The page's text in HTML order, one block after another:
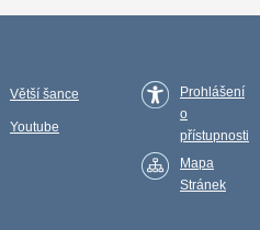
Větší šance
Youtube
Prohlášení
o
přístupnosti
Mapa
Stránek